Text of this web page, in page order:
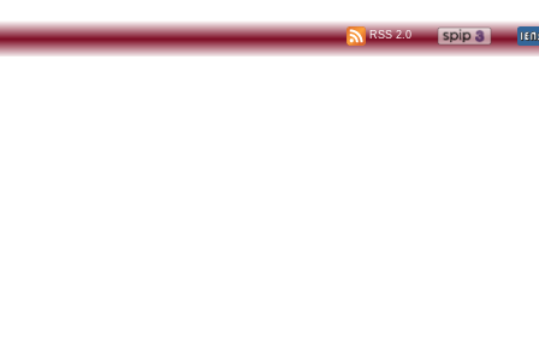
RSS 2.0